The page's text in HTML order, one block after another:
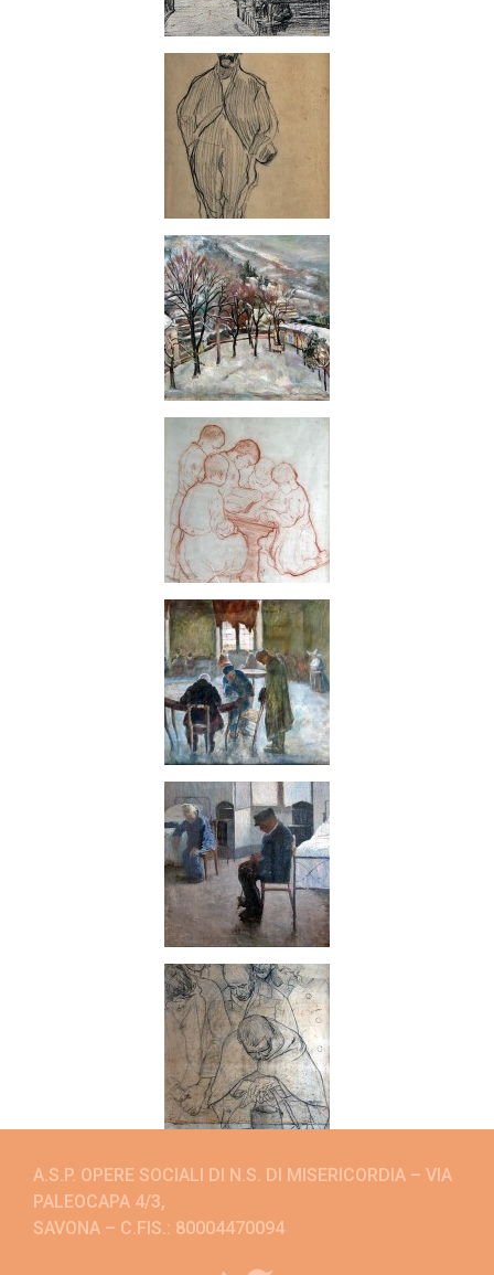
A.S.P. OPERE SOCIALI DI N.S. DI MISERICORDIA – VIA
PALEOCAPA 4/3,
SAVONA – C.FIS.: 80004470094